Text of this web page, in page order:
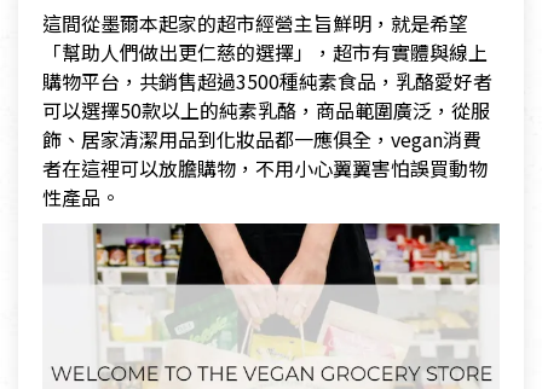
這間從墨爾本起家的超市經營主旨鮮明，就是希望
「幫助人們做出更仁慈的選擇」，超市有實體與線上
購物平台，共銷售超過3500種純素食品，乳酪愛好者
可以選擇50款以上的純素乳酪，商品範圍廣泛，從服
飾、居家清潔用品到化妝品都一應俱全，vegan消費
者在這裡可以放膽購物，不用小心翼翼害怕誤買動物
性產品。